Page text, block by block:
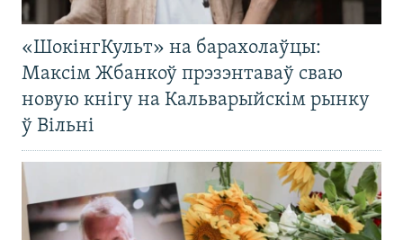
«ШокінгКульт» на барахолаўцы:
Максім Жбанкоў прэзэнтаваў сваю
новую кнігу на Кальварыйскім рынку
ў Вільні